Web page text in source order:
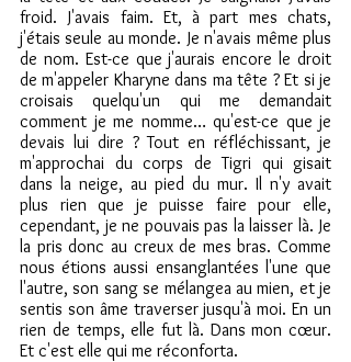
froid. J'avais faim. Et, à part mes chats,
j'étais seule au monde. Je n'avais même plus
de nom. Est-ce que j'aurais encore le droit
de m'appeler Kharyne dans ma tête ? Et si je
croisais quelqu'un qui me demandait
comment je me nomme… qu'est-ce que je
devais lui dire ? Tout en réfléchissant, je
m'approchai du corps de Tigri qui gisait
dans la neige, au pied du mur. Il n'y avait
plus rien que je puisse faire pour elle,
cependant, je ne pouvais pas la laisser là. Je
la pris donc au creux de mes bras. Comme
nous étions aussi ensanglantées l'une que
l'autre, son sang se mélangea au mien, et je
sentis son âme traverser jusqu'à moi. En un
rien de temps, elle fut là. Dans mon cœur.
Et c'est elle qui me réconforta.